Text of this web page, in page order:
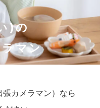
)の
マン
カメラマン）なら